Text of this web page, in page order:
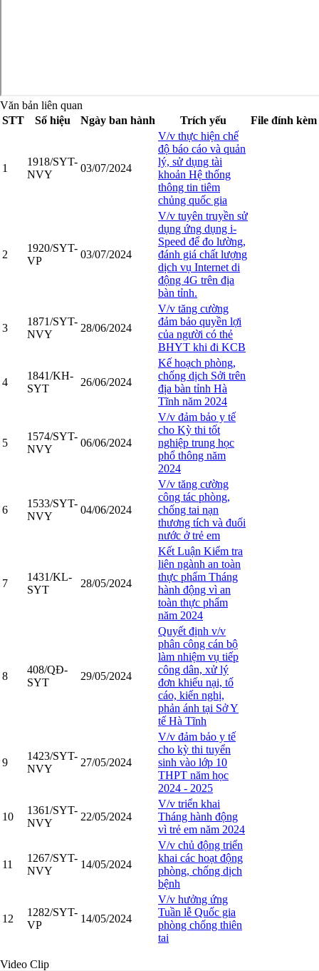
Văn bản liên quan
STT
Số hiệu Ngày ban hành Trích yếu File đính kèm
1
1918/SYT-
NVY
03/07/2024
V/v thực hiện chế
độ báo cáo và quản
lý, sử dụng tài
khoản Hệ thống
thông tin tiêm
chủng quốc gia
2
1920/SYT-
VP
03/07/2024
V/v tuyên truyền sử
dụng ứng dụng i-
Speed để đo lường,
đánh giá chất lượng
dịch vụ Internet di
động 4G trên địa
bàn tỉnh.
3
1871/SYT-
NVY
28/06/2024
V/v tăng cường
đảm bảo quyền lợi
của người có thẻ
BHYT khi đi KCB
4
1841/KH-
SYT
26/06/2024
Kế hoạch phòng,
chống dịch Sởi trên
địa bàn tỉnh Hà
Tĩnh năm 2024
5
1574/SYT-
NVY
06/06/2024
V/v đảm bảo y tế
cho Kỳ thi tốt
nghiệp trung học
phổ thông năm
2024
6
1533/SYT-
NVY
04/06/2024
V/v tăng cường
công tác phòng,
chống tai nạn
thương tích và đuối
nước ở trẻ em
7
1431/KL-
SYT
28/05/2024
Kết Luận Kiểm tra
liên ngành an toàn
thực phẩm Tháng
hành động vì an
toàn thực phẩm
năm 2024
8
408/QĐ-
SYT
29/05/2024
Quyết định v/v
phân công cán bộ
làm nhiệm vụ tiếp
công dân, xử lý
đơn khiếu nại, tố
cáo, kiến nghị,
phản ánh tại Sở Y
tế Hà Tĩnh
9
1423/SYT-
NVY
27/05/2024
V/v đảm bảo y tế
cho kỳ thi tuyển
sinh vào lớp 10
THPT năm học
2024 - 2025
10
1361/SYT-
NVY
22/05/2024
V/v triển khai
Tháng hành động
vì trẻ em năm 2024
11
1267/SYT-
NVY
14/05/2024
V/v chủ động triển
khai các hoạt động
phòng, chống dịch
bệnh
12
1282/SYT-
VP
14/05/2024
V/v hưởng ứng
Tuần lễ Quốc gia
phòng chống thiên
tai
Video Clip